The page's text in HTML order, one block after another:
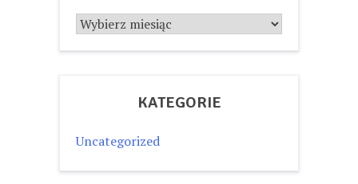
Archiwum
KATEGORIE
Uncategorized